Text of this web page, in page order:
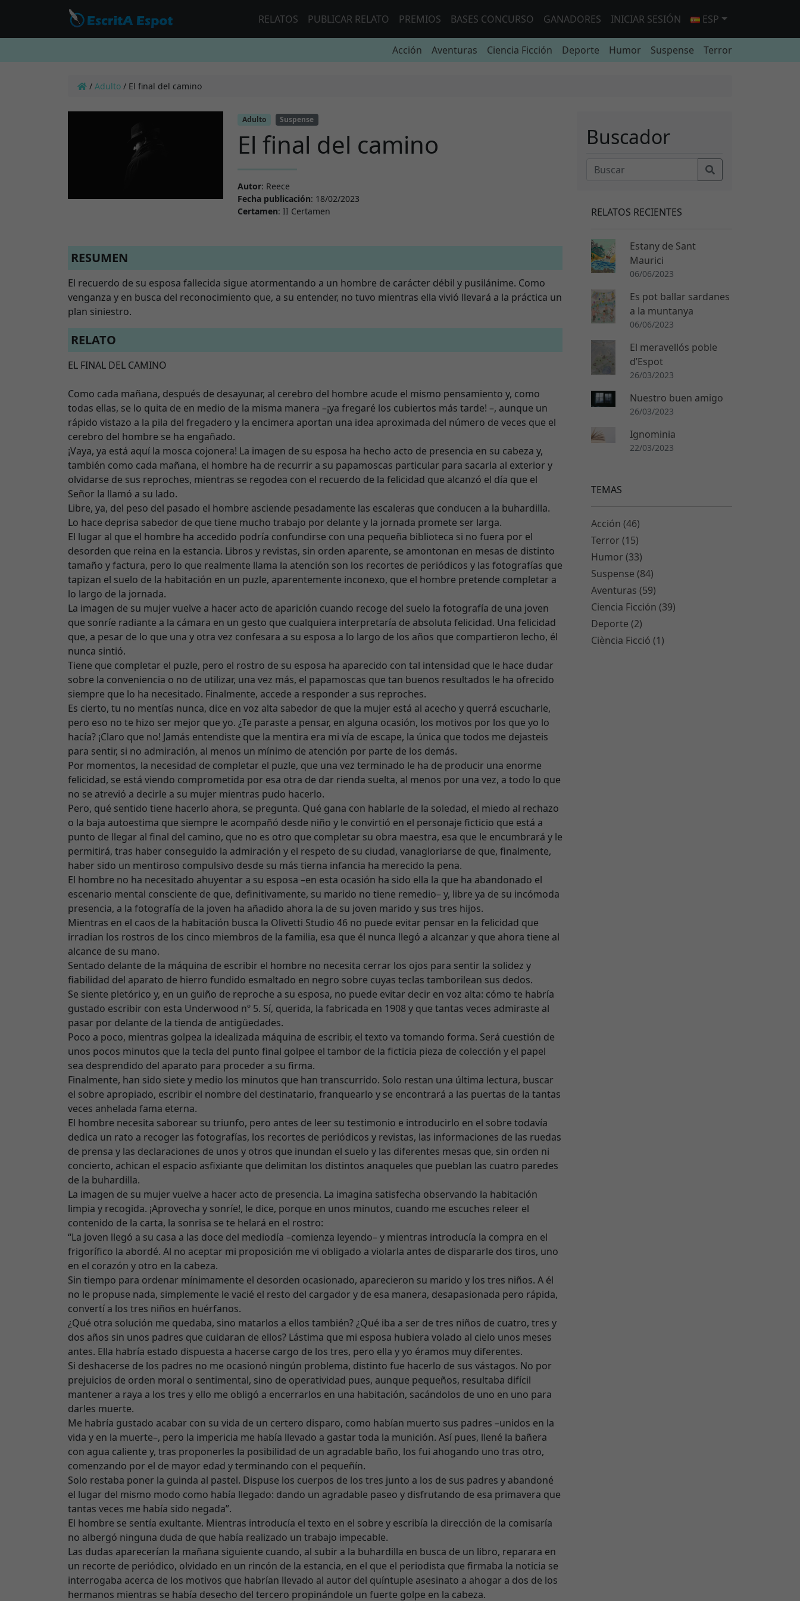
RELATOS PUBLICAR RELATO PREMIOS BASES CONCURSO GANADORES INICIAR SESIÓN ESP
Acción Aventuras Ciencia Ficción Deporte Humor Suspense Terror
/ Adulto / El final del camino
Adulto Suspense
El final del camino
Autor: Reece
Fecha publicación: 18/02/2023
Certamen: II Certamen
RESUMEN
El recuerdo de su esposa fallecida sigue atormentando a un hombre de carácter débil y pusilánime. Como
venganza y en busca del reconocimiento que, a su entender, no tuvo mientras ella vivió llevará a la práctica un
plan siniestro.
RELATO
EL FINAL DEL CAMINO
Como cada mañana, después de desayunar, al cerebro del hombre acude el mismo pensamiento y, como
todas ellas, se lo quita de en medio de la misma manera –¡ya fregaré los cubiertos más tarde! –, aunque un
rápido vistazo a la pila del fregadero y la encimera aportan una idea aproximada del número de veces que el
cerebro del hombre se ha engañado.
¡Vaya, ya está aquí la mosca cojonera! La imagen de su esposa ha hecho acto de presencia en su cabeza y,
también como cada mañana, el hombre ha de recurrir a su papamoscas particular para sacarla al exterior y
olvidarse de sus reproches, mientras se regodea con el recuerdo de la felicidad que alcanzó el día que el
Señor la llamó a su lado.
Libre, ya, del peso del pasado el hombre asciende pesadamente las escaleras que conducen a la buhardilla.
Lo hace deprisa sabedor de que tiene mucho trabajo por delante y la jornada promete ser larga.
El lugar al que el hombre ha accedido podría confundirse con una pequeña biblioteca si no fuera por el
desorden que reina en la estancia. Libros y revistas, sin orden aparente, se amontonan en mesas de distinto
tamaño y factura, pero lo que realmente llama la atención son los recortes de periódicos y las fotografías que
tapizan el suelo de la habitación en un puzle, aparentemente inconexo, que el hombre pretende completar a
lo largo de la jornada.
La imagen de su mujer vuelve a hacer acto de aparición cuando recoge del suelo la fotografía de una joven
que sonríe radiante a la cámara en un gesto que cualquiera interpretaría de absoluta felicidad. Una felicidad
que, a pesar de lo que una y otra vez confesara a su esposa a lo largo de los años que compartieron lecho, él
nunca sintió.
Tiene que completar el puzle, pero el rostro de su esposa ha aparecido con tal intensidad que le hace dudar
sobre la conveniencia o no de utilizar, una vez más, el papamoscas que tan buenos resultados le ha ofrecido
siempre que lo ha necesitado. Finalmente, accede a responder a sus reproches.
Es cierto, tu no mentías nunca, dice en voz alta sabedor de que la mujer está al acecho y querrá escucharle,
pero eso no te hizo ser mejor que yo. ¿Te paraste a pensar, en alguna ocasión, los motivos por los que yo lo
hacía? ¡Claro que no! Jamás entendiste que la mentira era mi vía de escape, la única que todos me dejasteis
para sentir, si no admiración, al menos un mínimo de atención por parte de los demás.
Por momentos, la necesidad de completar el puzle, que una vez terminado le ha de producir una enorme
felicidad, se está viendo comprometida por esa otra de dar rienda suelta, al menos por una vez, a todo lo que
no se atrevió a decirle a su mujer mientras pudo hacerlo.
Pero, qué sentido tiene hacerlo ahora, se pregunta. Qué gana con hablarle de la soledad, el miedo al rechazo
o la baja autoestima que siempre le acompañó desde niño y le convirtió en el personaje ficticio que está a
punto de llegar al final del camino, que no es otro que completar su obra maestra, esa que le encumbrará y le
permitirá, tras haber conseguido la admiración y el respeto de su ciudad, vanagloriarse de que, finalmente,
haber sido un mentiroso compulsivo desde su más tierna infancia ha merecido la pena.
El hombre no ha necesitado ahuyentar a su esposa –en esta ocasión ha sido ella la que ha abandonado el
escenario mental consciente de que, definitivamente, su marido no tiene remedio– y, libre ya de su incómoda
presencia, a la fotografía de la joven ha añadido ahora la de su joven marido y sus tres hijos.
Mientras en el caos de la habitación busca la Olivetti Studio 46 no puede evitar pensar en la felicidad que
irradian los rostros de los cinco miembros de la familia, esa que él nunca llegó a alcanzar y que ahora tiene al
alcance de su mano.
Sentado delante de la máquina de escribir el hombre no necesita cerrar los ojos para sentir la solidez y
fiabilidad del aparato de hierro fundido esmaltado en negro sobre cuyas teclas tamborilean sus dedos.
Se siente pletórico y, en un guiño de reproche a su esposa, no puede evitar decir en voz alta: cómo te habría
gustado escribir con esta Underwood nº 5. Sí, querida, la fabricada en 1908 y que tantas veces admiraste al
pasar por delante de la tienda de antigüedades.
Poco a poco, mientras golpea la idealizada máquina de escribir, el texto va tomando forma. Será cuestión de
unos pocos minutos que la tecla del punto final golpee el tambor de la ficticia pieza de colección y el papel
sea desprendido del aparato para proceder a su firma.
Finalmente, han sido siete y medio los minutos que han transcurrido. Solo restan una última lectura, buscar
el sobre apropiado, escribir el nombre del destinatario, franquearlo y se encontrará a las puertas de la tantas
veces anhelada fama eterna.
El hombre necesita saborear su triunfo, pero antes de leer su testimonio e introducirlo en el sobre todavía
dedica un rato a recoger las fotografías, los recortes de periódicos y revistas, las informaciones de las ruedas
de prensa y las declaraciones de unos y otros que inundan el suelo y las diferentes mesas que, sin orden ni
concierto, achican el espacio asfixiante que delimitan los distintos anaqueles que pueblan las cuatro paredes
de la buhardilla.
La imagen de su mujer vuelve a hacer acto de presencia. La imagina satisfecha observando la habitación
limpia y recogida. ¡Aprovecha y sonríe!, le dice, porque en unos minutos, cuando me escuches releer el
contenido de la carta, la sonrisa se te helará en el rostro:
“La joven llegó a su casa a las doce del mediodía –comienza leyendo– y mientras introducía la compra en el
frigorífico la abordé. Al no aceptar mi proposición me vi obligado a violarla antes de dispararle dos tiros, uno
en el corazón y otro en la cabeza.
Sin tiempo para ordenar mínimamente el desorden ocasionado, aparecieron su marido y los tres niños. A él
no le propuse nada, simplemente le vacié el resto del cargador y de esa manera, desapasionada pero rápida,
convertí a los tres niños en huérfanos.
¿Qué otra solución me quedaba, sino matarlos a ellos también? ¿Qué iba a ser de tres niños de cuatro, tres y
dos años sin unos padres que cuidaran de ellos? Lástima que mi esposa hubiera volado al cielo unos meses
antes. Ella habría estado dispuesta a hacerse cargo de los tres, pero ella y yo éramos muy diferentes.
Si deshacerse de los padres no me ocasionó ningún problema, distinto fue hacerlo de sus vástagos. No por
prejuicios de orden moral o sentimental, sino de operatividad pues, aunque pequeños, resultaba difícil
mantener a raya a los tres y ello me obligó a encerrarlos en una habitación, sacándolos de uno en uno para
darles muerte.
Me habría gustado acabar con su vida de un certero disparo, como habían muerto sus padres –unidos en la
vida y en la muerte–, pero la impericia me había llevado a gastar toda la munición. Así pues, llené la bañera
con agua caliente y, tras proponerles la posibilidad de un agradable baño, los fui ahogando uno tras otro,
comenzando por el de mayor edad y terminando con el pequeñín.
Solo restaba poner la guinda al pastel. Dispuse los cuerpos de los tres junto a los de sus padres y abandoné
el lugar del mismo modo como había llegado: dando un agradable paseo y disfrutando de esa primavera que
tantas veces me había sido negada”.
El hombre se sentía exultante. Mientras introducía el texto en el sobre y escribía la dirección de la comisaría
no albergó ninguna duda de que había realizado un trabajo impecable.
Las dudas aparecerían la mañana siguiente cuando, al subir a la buhardilla en busca de un libro, reparara en
un recorte de periódico, olvidado en un rincón de la estancia, en el que el periodista que firmaba la noticia se
interrogaba acerca de los motivos que habrían llevado al autor del quíntuple asesinato a ahogar a dos de los
hermanos mientras se había desecho del tercero propinándole un fuerte golpe en la cabeza.
Buscador
RELATOS RECIENTES
Estany de Sant
Maurici
06/06/2023
Es pot ballar sardanes
a la muntanya
06/06/2023
El meravellós poble
d’Espot
26/03/2023
Nuestro buen amigo
26/03/2023
Ignominia
22/03/2023
TEMAS
Acción (46)
Terror (15)
Humor (33)
Suspense (84)
Aventuras (59)
Ciencia Ficción (39)
Deporte (2)
Ciència Ficció (1)